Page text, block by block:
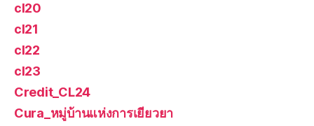
cl20
cl21
cl22
cl23
Credit_CL24
Cura_หมู่บ้านแห่งการเยียวยา